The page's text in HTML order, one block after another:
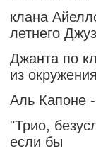
клана
летнего
Джанта по
из
Аль Капоне
"Трио,
если бы